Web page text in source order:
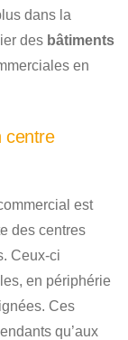
dans la
des bâtiments
en
centre
est
des centres
Ceux-ci
en périphérie
Ces
qu’aux